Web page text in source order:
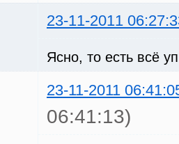
23-11-2011
Ясно, то есть всё
23-11-2011
06:41:13)